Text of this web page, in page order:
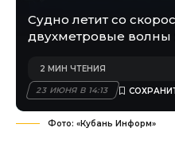
Судно летит со
двухметровые
23 ИЮНЯ В 14:13
2 МИН ЧТЕНИЯ
Фото: «Кубань Информ»